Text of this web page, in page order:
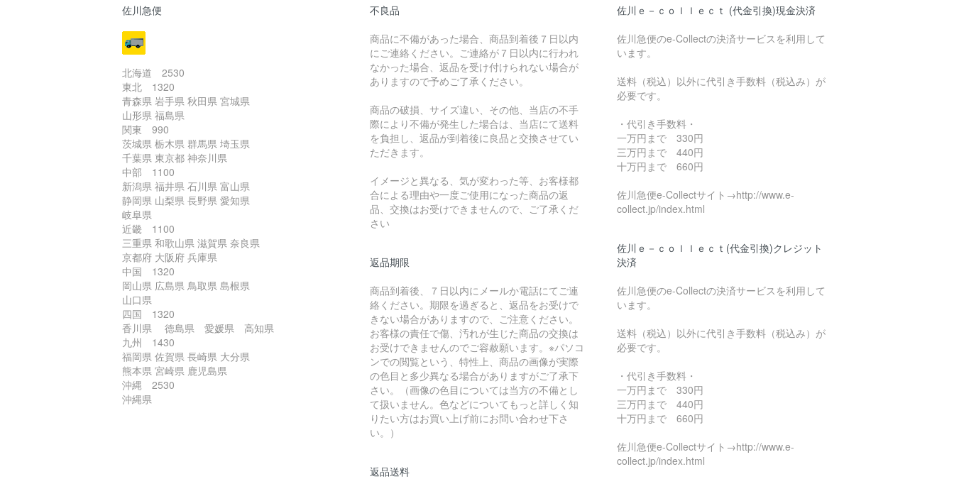
佐川急便
北海道 2530
東北 1320
青森県 岩手県 秋田県 宮城県
山形県 福島県
関東 990
茨城県 栃木県 群馬県 埼玉県
千葉県 東京都 神奈川県
中部 1100
新潟県 福井県 石川県 富山県
静岡県 山梨県 長野県 愛知県
岐阜県
近畿 1100
三重県 和歌山県 滋賀県 奈良県
京都府 大阪府 兵庫県
中国 1320
岡山県 広島県 鳥取県 島根県
山口県
四国 1320
香川県 徳島県 愛媛県 高知県
九州 1430
福岡県 佐賀県 長崎県 大分県
熊本県 宮崎県 鹿児島県
沖縄 2530
沖縄県
不良品
商品に不備があった場合、商品到着後７日以内
にご連絡ください。ご連絡が７日以内に行われ
なかった場合、返品を受け付けられない場合が
ありますので予めご了承ください。
商品の破損、サイズ違い、その他、当店の不手
際により不備が発生した場合は、当店にて送料
を負担し、返品が到着後に良品と交換させてい
ただきます。
イメージと異なる、気が変わった等、お客様都
合による理由や一度ご使用になった商品の返
品、交換はお受けできませんので、ご了承くだ
さい
返品期限
商品到着後、７日以内にメールか電話にてご連
絡ください。期限を過ぎると、返品をお受けで
きない場合がありますので、ご注意ください。
お客様の責任で傷、汚れが生じた商品の交換は
お受けできませんのでご容赦願います。※パソコ
ンでの閲覧という、特性上、商品の画像が実際
の色目と多少異なる場合がありますがご了承下
さい。（画像の色目については当方の不備とし
て扱いません。色などについてもっと詳しく知
りたい方はお買い上げ前にお問い合わせ下さ
い。）
返品送料
佐川ｅ－ｃｏｌｌｅｃｔ (代金引換)現金決済
佐川急便のe-Collectの決済サービスを利用して
います。
送料（税込）以外に代引き手数料（税込み）が
必要です。
・代引き手数料・
一万円まで 330円
三万円まで 440円
十万円まで 660円
佐川急便e-Collectサイト→http://www.e-
collect.jp/index.html
佐川ｅ－ｃｏｌｌｅｃｔ(代金引換)クレジット
決済
佐川急便のe-Collectの決済サービスを利用して
います。
送料（税込）以外に代引き手数料（税込み）が
必要です。
・代引き手数料・
一万円まで 330円
三万円まで 440円
十万円まで 660円
佐川急便e-Collectサイト→http://www.e-
collect.jp/index.html